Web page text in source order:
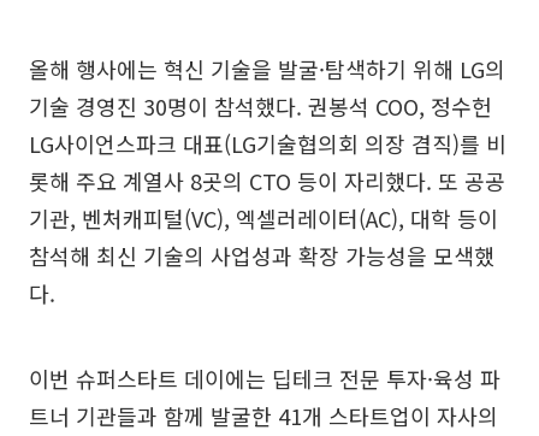
올해 행사에는 혁신 기술을 발굴·탐색하기 위해 LG의
기술 경영진 30명이 참석했다. 권봉석 COO, 정수헌
LG사이언스파크 대표(LG기술협의회 의장 겸직)를 비
롯해 주요 계열사 8곳의 CTO 등이 자리했다. 또 공공
기관, 벤처캐피털(VC), 엑셀러레이터(AC), 대학 등이
참석해 최신 기술의 사업성과 확장 가능성을 모색했
다.
이번 슈퍼스타트 데이에는 딥테크 전문 투자·육성 파
트너 기관들과 함께 발굴한 41개 스타트업이 자사의